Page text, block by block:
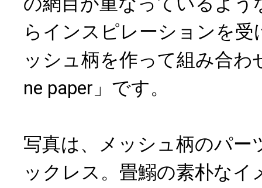
らインスピレーションを
ッシュ柄を作って組み合わ
ne paper」です。
写真は、メッシュ柄のパー
ックレス。畳鰯の素朴なイ